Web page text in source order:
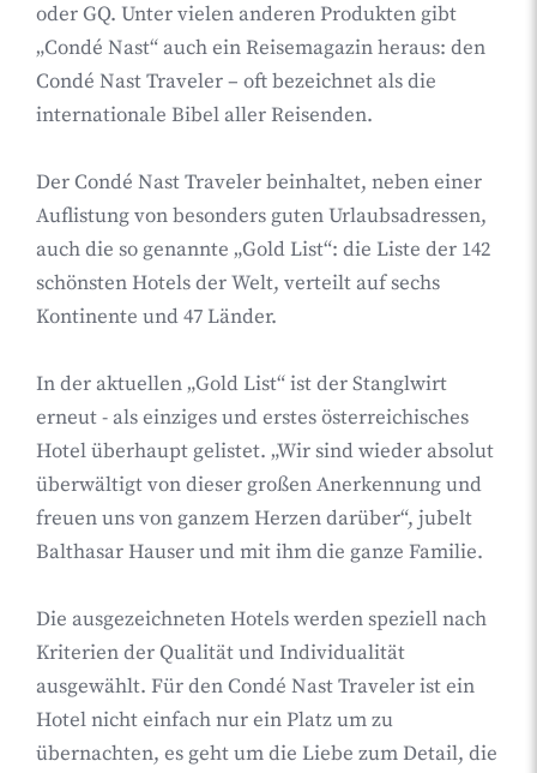
oder GQ. Unter vielen anderen Produkten gibt
„Condé Nast“ auch ein Reisemagazin heraus: den
Condé Nast Traveler – oft bezeichnet als die
internationale Bibel aller Reisenden.
Der Condé Nast Traveler beinhaltet, neben einer
Auflistung von besonders guten Urlaubsadressen,
auch die so genannte „Gold List“: die Liste der 142
schönsten Hotels der Welt, verteilt auf sechs
Kontinente und 47 Länder.
In der aktuellen „Gold List“ ist der Stanglwirt
erneut - als einziges und erstes österreichisches
Hotel überhaupt gelistet. „Wir sind wieder absolut
überwältigt von dieser großen Anerkennung und
freuen uns von ganzem Herzen darüber“, jubelt
Balthasar Hauser und mit ihm die ganze Familie.
Die ausgezeichneten Hotels werden speziell nach
Kriterien der Qualität und Individualität
ausgewählt. Für den Condé Nast Traveler ist ein
Hotel nicht einfach nur ein Platz um zu
übernachten, es geht um die Liebe zum Detail, die